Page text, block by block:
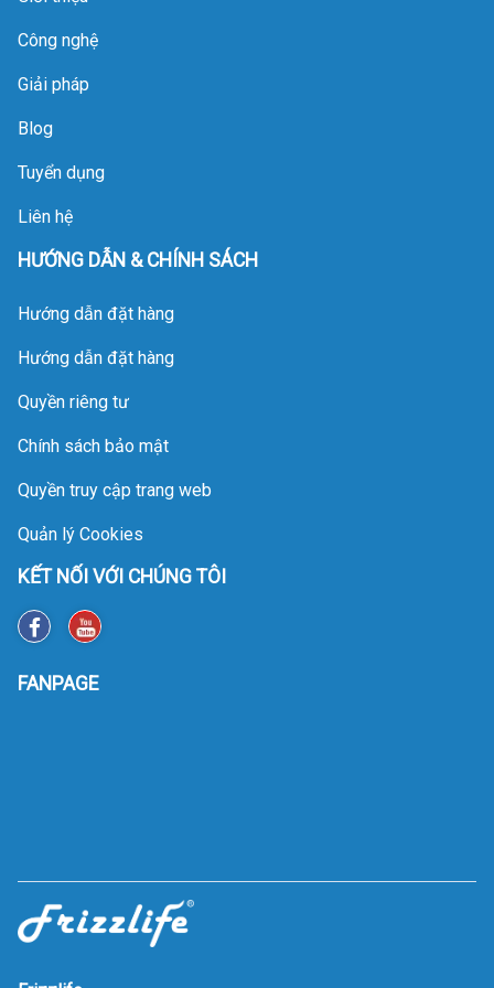
Home sẽ phân tích chi
tiết cơ chế suy kiệt của
vật liệu lọc và quy trình
nhằm giúp gia chủ tối
ưu hóa tuổi thọ cho
khoản đầu tư này.
Công nghệ
Giải pháp
Blog
Tuyển dụng
Liên hệ
HƯỚNG DẪN & CHÍNH SÁCH
Hướng dẫn đặt hàng
Hướng dẫn đặt hàng
Quyền riêng tư
Chính sách bảo mật
Quyền truy cập trang web
Quản lý Cookies
KẾT NỐI VỚI CHÚNG TÔI
FANPAGE